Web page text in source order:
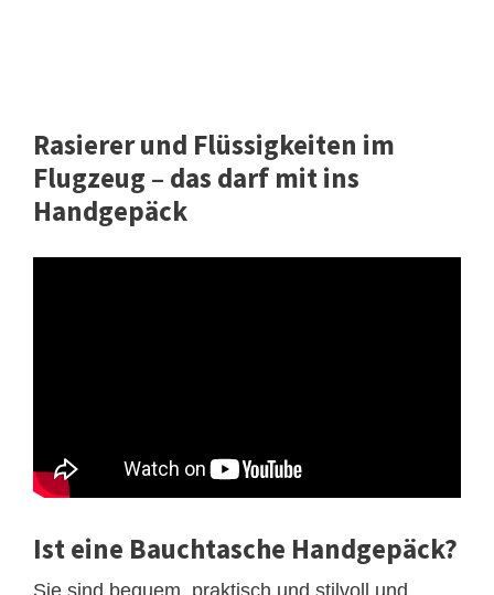
Rasierer und Flüssigkeiten im
Flugzeug – das darf mit ins
Handgepäck
Ist eine Bauchtasche Handgepäck?
Sie sind bequem, praktisch und stilvoll und